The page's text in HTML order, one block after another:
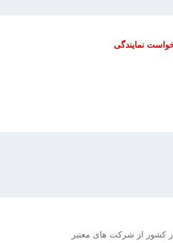
نمایندگی
کشور از شرکت های معتبر